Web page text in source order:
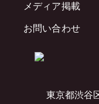
東京都渋谷
メディア掲載
お問い合わせ